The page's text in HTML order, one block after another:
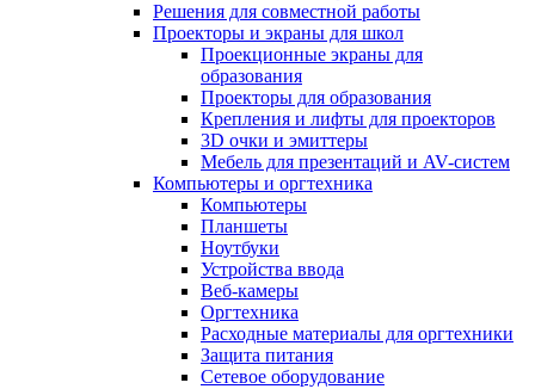
Решения для совместной работы
Проекторы и экраны для школ
Проекционные экраны для
образования
Проекторы для образования
Крепления и лифты для проекторов
3D очки и эмиттеры
Мебель для презентаций и AV-систем
Компьютеры и оргтехника
Компьютеры
Планшеты
Ноутбуки
Устройства ввода
Веб-камеры
Оргтехника
Расходные материалы для оргтехники
Защита питания
Сетевое оборудование